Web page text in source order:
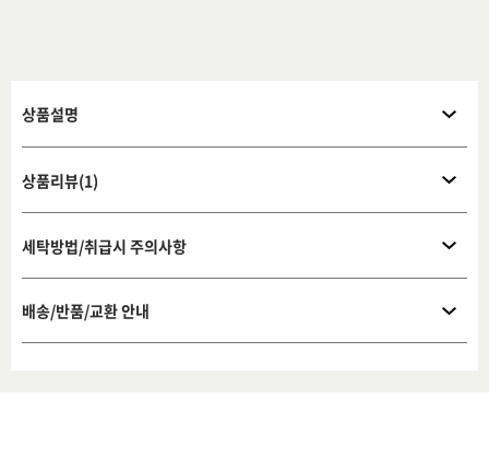
상품설명
상품리뷰(1)
세탁방법/취급시 주의사항
배송/반품/교환 안내